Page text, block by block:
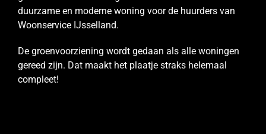
duurzame en moderne woning voor de huurders van
Woonservice IJsselland.
De groenvoorziening wordt gedaan als alle woningen
gereed zijn. Dat maakt het plaatje straks helemaal
compleet!